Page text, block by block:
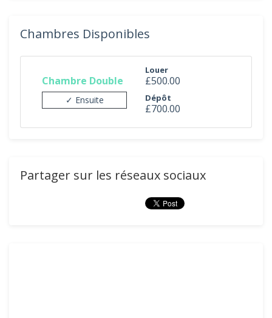
Chambres Disponibles
Chambre Double
✓ Ensuite
Louer
£500.00
Dépôt
£700.00
Partager sur les réseaux sociaux